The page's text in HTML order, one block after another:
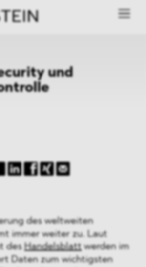
und
des weltweiten
immer weiter zu. Laut
des Handelsblattwerden im
Daten zum wichtigsten